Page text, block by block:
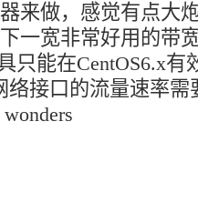
器来做，感觉有点大
下一宽非常好用的带
只能在CentOS6.x有
络接口的流量速率需